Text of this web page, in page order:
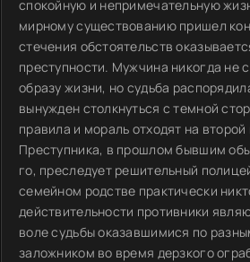
спокойную и непримечательную
мирному существованию пришел
стечения обстоятельств
преступности. Мужчина никогда не
образу жизни, но судьба
вынужден столкнуться с темной
правила и мораль отходят на второй
Преступника, в прошлом бывшим
го, преследует решительный
семейном родстве практически
действительности противники
воле судьбы оказавшимися по
заложником во время дерзкого